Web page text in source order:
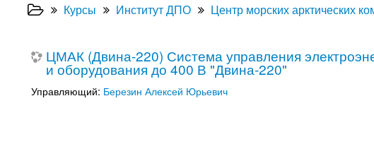
Курсы Институт ДПО Центр морских арктических
ЦМАК (Двина-220) Система управления
и оборудования до 400 В "Двина-220"
Управляющий: Березин Алексей Юрьевич